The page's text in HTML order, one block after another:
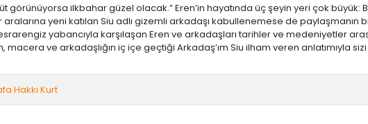
görünüyorsa ilkbahar güzel olacak.” Eren’in hayatında üç şeyin yeri çok
yeni katılan Siu adlı gizemli arkadaşı kabullenemese de
yabancıyla karşılaşan Eren ve arkadaşları tarihler ve medeniyetler
macera ve arkadaşlığın iç içe geçtiği Arkadaş’ım Siu ilham veren anlatımıyla
Hakkı Kurt